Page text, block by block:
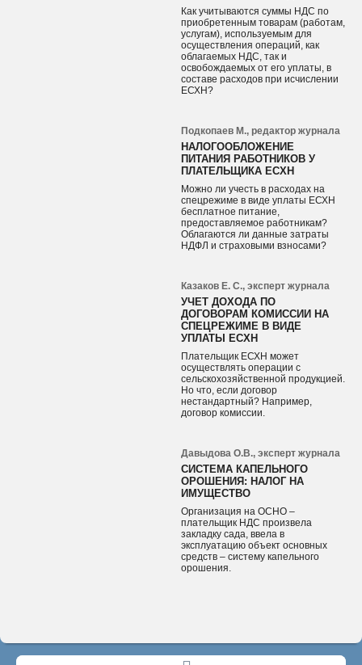
Как учитываются суммы НДС по
приобретенным товарам (работам,
услугам), используемым для
осуществления операций, как
облагаемых НДС, так и
освобождаемых от его уплаты, в
составе расходов при исчислении
ЕСХН?
Подкопаев М., редактор журнала
НАЛОГООБЛОЖЕНИЕ
ПИТАНИЯ РАБОТНИКОВ У
ПЛАТЕЛЬЩИКА ЕСХН
Можно ли учесть в расходах на
спецрежиме в виде уплаты ЕСХН
бесплатное питание,
предоставляемое работникам?
Облагаются ли данные затраты
НДФЛ и страховыми взносами?
Казаков Е. С., эксперт журнала
УЧЕТ ДОХОДА ПО
ДОГОВОРАМ КОМИССИИ НА
СПЕЦРЕЖИМЕ В ВИДЕ
УПЛАТЫ ЕСХН
Плательщик ЕСХН может
осуществлять операции с
сельскохозяйственной продукцией.
Но что, если договор
нестандартный? Например,
договор комиссии.
Давыдова О.В., эксперт журнала
СИСТЕМА КАПЕЛЬНОГО
ОРОШЕНИЯ: НАЛОГ НА
ИМУЩЕСТВО
Организация на ОСНО –
плательщик НДС произвела
закладку сада, ввела в
эксплуатацию объект основных
средств – систему капельного
орошения.